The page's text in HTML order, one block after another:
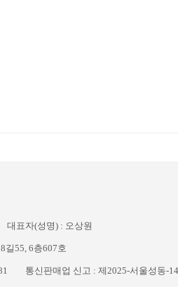
대표자(성명) : 오상원
길55, 6층607호
통신판매업 신고 : 제2025-서울성동-